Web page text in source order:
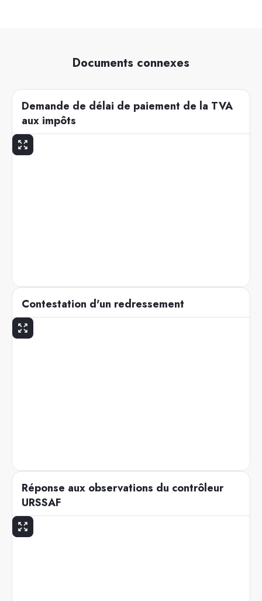
Documents connexes
Demande de délai de paiement de la TVA
aux impôts
Contestation d'un redressement
Réponse aux observations du contrôleur
URSSAF